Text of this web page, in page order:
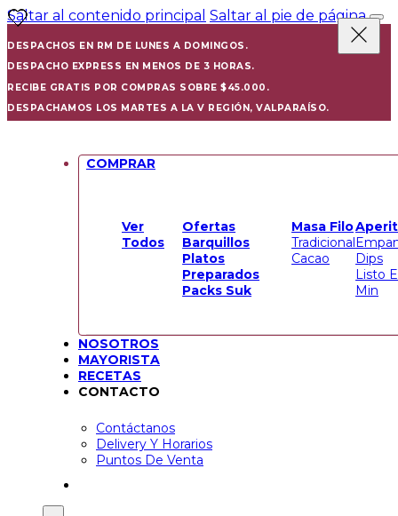
Saltar al contenido principal Saltar al pie de página
DESPACHOS EN RM DE LUNES A DOMINGOS.
DESPACHO EXPRESS EN MENOS DE 3 HORAS.
RECIBE GRATIS POR COMPRAS SOBRE $45.000.
DESPACHAMOS LOS MARTES A LA V REGIÓN, VALPARAÍSO.
COMPRAR
Ver
Todos
Ofertas
Barquillos
Platos
Preparados
Packs Suk
Masa Filo
Tradicional
Cacao
Dips
Listo
Min
NOSOTROS
MAYORISTA
RECETAS
CONTACTO
Contáctanos
Delivery Y Horarios
Puntos De Venta